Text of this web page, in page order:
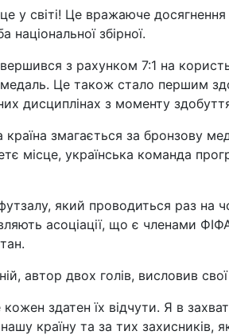
у світі! Це вражаюче досягнення
збірної.
з рахунком 7:1 на
Це також стало першим
дисциплінах з моменту
змагається за бронзову
місце, українська команда
який проводиться раз на
асоціації, що є членами
автор двох голів, висловив
здатен їх відчути. Я в
країну та за тих захисників,